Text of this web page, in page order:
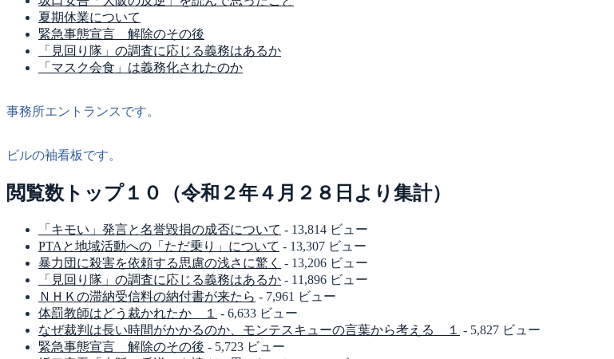
夏期休業について
緊急事態宣言 解除のその後
「見回り隊」の調査に応じる義務はあるか
「マスク会食」は義務化されたのか
事務所エントランスです。
ビルの袖看板です。
閲覧数トップ１０（令和２年４月２８日より集計）
「キモい」発言と名誉毀損の成否について - 13,814 ビュー
PTAと地域活動への「ただ乗り」について - 13,307 ビュー
暴力団に殺害を依頼する思慮の浅さに驚く - 13,206 ビュー
「見回り隊」の調査に応じる義務はあるか - 11,896 ビュー
ＮＨＫの滞納受信料の納付書が来たら - 7,961 ビュー
体罰教師はどう裁かれたか １
- 6,633 ビュー
なぜ裁判は長い時間がかかるのか、モンテスキューの言葉から考える １
- 5,827 ビュー
緊急事態宣言 解除のその後 - 5,723 ビュー